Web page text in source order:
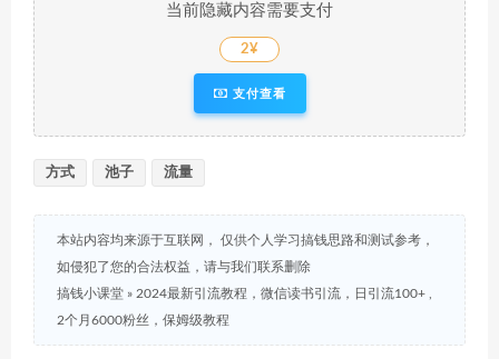
当前隐藏内容需要支付
2¥
支付查看
方式 池子 流量
本站内容均来源于互联网， 仅供个人学习搞钱思路和测试参考，
如侵犯了您的合法权益，请与我们联系删除
搞钱小课堂 » 2024最新引流教程，微信读书引流，日引流100+ ,
2个月6000粉丝，保姆级教程